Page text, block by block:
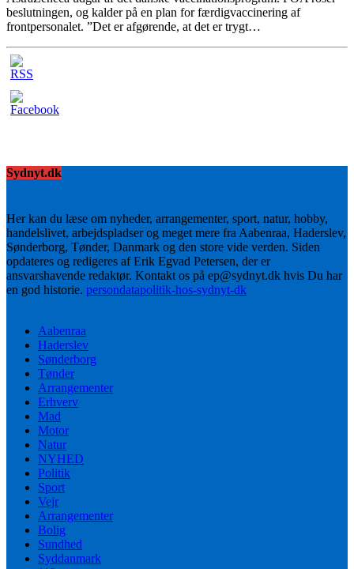
beslutningen, og kalder på en plan for færdigvaccinering af
frontpersonalet. ”Det er afgørende, at det er trygt…
Sydnyt.dk
Her kan du læse om nyheder, arrangementer, sport, natur, hobby,
handelslivet, arbejdspladser og meget mere fra Aabenraa, Haderslev,
Sønderborg, Tønder, Danmark og den store vide verden. Siden
opdateres og redigeres af Erik Egvad Petersen, der er
ansvarshavende redaktør. Kontakt os på ep@sydnyt.dk hvis Du har
en god historie. persondatapolitik-hos-sydnyt-dk
Aabenraa
Haderslev
Sønderborg
Tønder
Arrangementer
Erhverv
Mad
Motor
Natur
NYHED
Politik
Sport
Vejr
Arrangementer
Bolig
Sundhed
Syddanmark